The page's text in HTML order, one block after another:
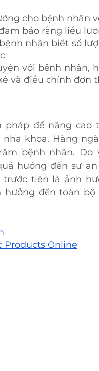
cho bệnh nhân
bảo rằng liều
nhân biết số
với bệnh nhân,
và điều chỉnh đơn
pháp để nâng
khoa. Hàng
bệnh nhân. Do
hướng đến sự
trước tiên là ảnh
hưởng đến toàn
Products Online